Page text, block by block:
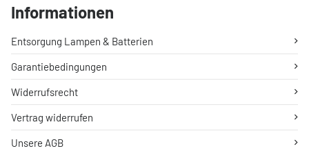
Informationen
Entsorgung Lampen & Batterien
Garantiebedingungen
Widerrufsrecht
Vertrag widerrufen
Unsere AGB